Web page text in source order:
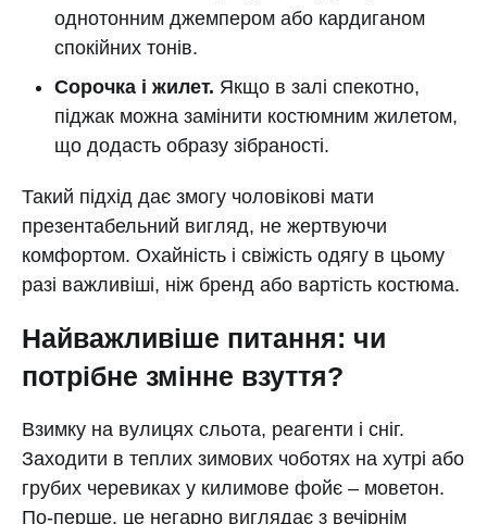
однотонним джемпером або кардиганом
спокійних тонів.
Сорочка і жилет. Якщо в залі спекотно,
піджак можна замінити костюмним жилетом,
що додасть образу зібраності.
Такий підхід дає змогу чоловікові мати
презентабельний вигляд, не жертвуючи
комфортом. Охайність і свіжість одягу в цьому
разі важливіші, ніж бренд або вартість костюма.
Найважливіше питання: чи
потрібне змінне взуття?
Взимку на вулицях сльота, реагенти і сніг.
Заходити в теплих зимових чоботях на хутрі або
грубих черевиках у килимове фойє – моветон.
По-перше, це негарно виглядає з вечірнім